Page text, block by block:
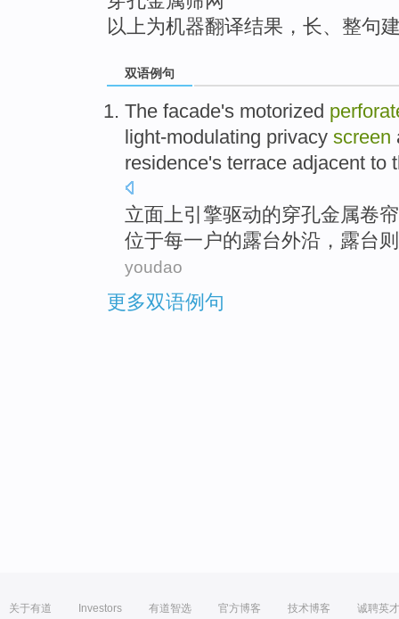
以上为机器翻译结果，长、整句
双语例句
The facade's motorized
light-modulating privacy screen
residence's terrace adjacent to
立面 上引擎驱动的穿孔金属卷帘
位于每一 户的露台外沿 ，露台
youdao
更多双语例句
关于有道 Investors 有道智选 官方博客 技术博客 诚聘英才